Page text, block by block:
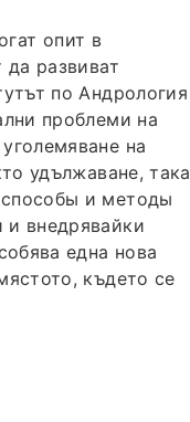
опит в
да развиват
по Андрология
проблеми на
на
удължаване, така
и методы
и внедрявайки
една нова
където се